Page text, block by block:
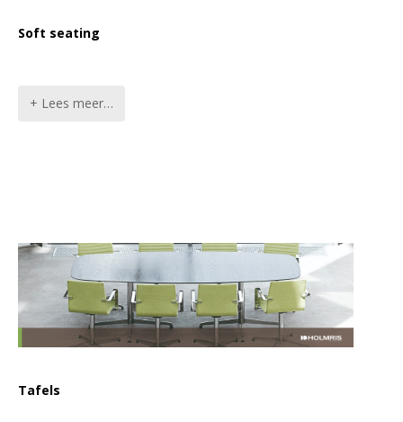
Soft seating
+ Lees meer…
Tafels